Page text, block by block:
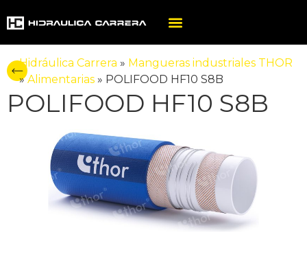
Hidráulica Carrera » Mangueras industriales THOR
»Alimentarias» POLIFOOD HF10 S8B
POLIFOOD HF10 S8B